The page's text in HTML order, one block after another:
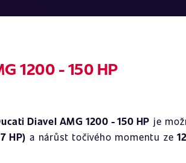
1200 - 150 HP
Diavel AMG 1200 - 150 HP je
HP) a nárůst točivého momentu ze